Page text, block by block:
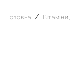
Головна